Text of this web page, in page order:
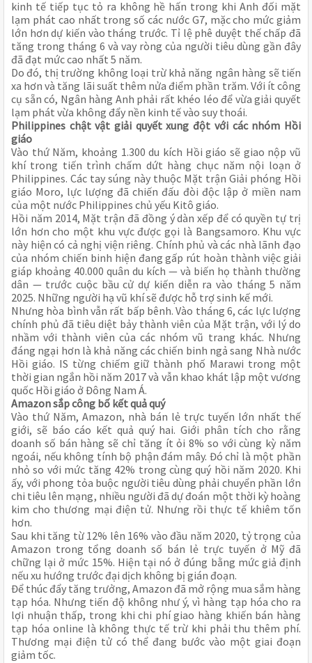
kinh tế tiếp tục tỏ ra không hề hấn trong khi Anh đối mặt
lạm phát cao nhất trong số các nước G7, mặc cho mức giảm
lớn hơn dự kiến vào tháng trước. Tỉ lệ phê duyệt thế chấp đã
tăng trong tháng 6 và vay ròng của người tiêu dùng gần đây
đã đạt mức cao nhất 5 năm.
Do đó, thị trường không loại trừ khả năng ngân hàng sẽ tiến
xa hơn và tăng lãi suất thêm nửa điểm phần trăm. Với ít công
cụ sẵn có, Ngân hàng Anh phải rất khéo léo để vừa giải quyết
lạm phát vừa không đẩy nền kinh tế vào suy thoái.
Philippines chật vật giải quyết xung đột với các nhóm Hồi
giáo
Vào thứ Năm, khoảng 1.300 du kích Hồi giáo sẽ giao nộp vũ
khí trong tiến trình chấm dứt hàng chục năm nội loạn ở
Philippines. Các tay súng này thuộc Mặt trận Giải phóng Hồi
giáo Moro, lực lượng đã chiến đấu đòi độc lập ở miền nam
của một nước Philippines chủ yếu Kitô giáo.
Hồi năm 2014, Mặt trận đã đồng ý dàn xếp để có quyền tự trị
lớn hơn cho một khu vực được gọi là Bangsamoro. Khu vực
này hiện có cả nghị viện riêng. Chính phủ và các nhà lãnh đạo
của nhóm chiến binh hiện đang gấp rút hoàn thành việc giải
giáp khoảng 40.000 quân du kích — và biến họ thành thường
dân — trước cuộc bầu cử dự kiến diễn ra vào tháng 5 năm
2025. Những người hạ vũ khí sẽ được hỗ trợ sinh kế mới.
Nhưng hòa bình vẫn rất bấp bênh. Vào tháng 6, các lực lượng
chính phủ đã tiêu diệt bảy thành viên của Mặt trận, với lý do
nhầm với thành viên của các nhóm vũ trang khác. Nhưng
đáng ngại hơn là khả năng các chiến binh ngả sang Nhà nước
Hồi giáo. IS từng chiếm giữ thành phố Marawi trong một
thời gian ngắn hồi năm 2017 và vẫn khao khát lập một vương
quốc Hồi giáo ở Đông Nam Á.
Amazon sắp công bố kết quả quý
Vào thứ Năm, Amazon, nhà bán lẻ trực tuyến lớn nhất thế
giới, sẽ báo cáo kết quả quý hai. Giới phân tích cho rằng
doanh số bán hàng sẽ chỉ tăng ít ỏi 8% so với cùng kỳ năm
ngoái, nếu không tính bộ phận đám mây. Đó chỉ là một phần
nhỏ so với mức tăng 42% trong cùng quý hồi năm 2020. Khi
ấy, với phong tỏa buộc người tiêu dùng phải chuyển phần lớn
chi tiêu lên mạng, nhiều người đã dự đoán một thời kỳ hoàng
kim cho thương mại điện tử. Nhưng rồi thực tế khiêm tốn
hơn.
Sau khi tăng từ 12% lên 16% vào đầu năm 2020, tỷ trọng của
Amazon trong tổng doanh số bán lẻ trực tuyến ở Mỹ đã
chững lại ở mức 15%. Hiện tại nó ở đúng bằng mức giả định
nếu xu hướng trước đại dịch không bị gián đoạn.
Để thúc đẩy tăng trưởng, Amazon đã mở rộng mua sắm hàng
tạp hóa. Nhưng tiến độ không như ý, vì hàng tạp hóa cho ra
lợi nhuận thấp, trong khi chi phí giao hàng khiến bán hàng
tạp hóa online là không thực tế trừ khi phải thu thêm phí.
Thương mại điện tử có thể đang bước vào một giai đoạn
giảm tốc.